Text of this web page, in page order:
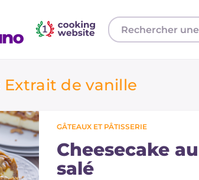
Extrait de vanille
GÂTEAUX ET PÂTISSERIE
Cheesecake
salé